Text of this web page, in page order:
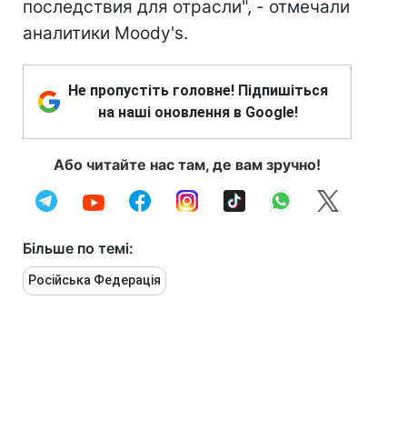
последствия для отрасли", - отмечали
аналитики Moody's.
Не пропустіть головне! Підпишіться
на наші оновлення в Google!
Або читайте нас там, де вам зручно!
Більше по темі:
Російська Федерація